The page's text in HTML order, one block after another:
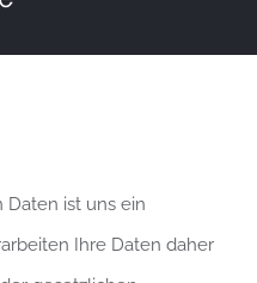
Daten ist uns ein
Ihre Daten daher